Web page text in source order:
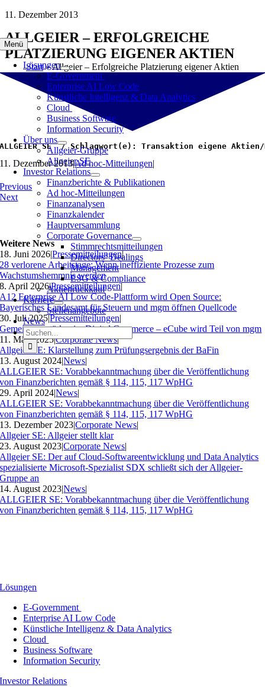
Zum
springen
Menü
Lösungen
E-Government
Enterprise AI Low Code
Künstliche Intelligenz & Data Analytics
Cloud
Business Software
Information Security
Über uns
Allgeier-Gruppe
Allgeier SE
Investor Relations
Finanzberichte & Publikationen
Ad hoc-Mitteilungen
Finanzanalysen
Finanzkalender
Hauptversammlung
Corporate Governance
Stimmrechtsmitteilungen
Directors‘ Dealings
Management
ESG & Compliance
Aktienrückkauf
Karriere
Stellenangebote
News
Suche
nach:
11. Dezember 2013
ALLGEIER – ERFOLGREICHE
PLATZIERUNG EIGENER AKTIEN
Start»Allgeier – Erfolgreiche Platzierung eigener Aktien
ALLGEIER SE  / Schlagwort(e): Transaktion eigene Aktien/
11. Dezember 2013|Ad hoc-Mitteilungen|
Previous
Next
Weitere News
18. Juni 2026|Pressemitteilungen|
28 verlorene Arbeitstage: Wenn ineffiziente Prozesse zum
Wachstumshemmnis werden
8. April 2026|Pressemitteilungen|
A12 Enterprise AI Low Code-Plattform wird Open Source:
Bayerisches Landesamt für Steuern und mgm öffnen Quellcode
30. Juli 2025|Pressemitteilungen|
Gemeinsam stärker im Digital Commerce – eCube wird Teil von mgm
11. März 2025|Corporate News|
Allgeier SE: Klarstellung zum Prüfungsergebnis der BaFin
13. August 2024|News|
ALLGEIER SE: Vorabbekanntmachung über die Veröffentlichung
von Finanzberichten gemäß § 114, 115, 117 WpHG
29. April 2024|News|
ALLGEIER SE: Vorabbekanntmachung über die Veröffentlichung
von Finanzberichten gemäß § 114, 115, 117 WpHG
13. Dezember 2023|Corporate News|
Allgeier SE: Allgeier stellt klar
23. August 2023|Corporate News|
Allgeier SE: Der auf Cloud-Softwareentwicklung und Data Analytics
spezialisierte Microsoft-Spezialist SDX schließt sich der Allgeier-
Gruppe an
14. August 2023|News|
ALLGEIER SE: Vorabbekanntmachung über die Veröffentlichung
von Finanzberichten gemäß § 114, 115, 117 WpHG
Lösungen
E-Government
Enterprise AI Low Code
Künstliche Intelligenz & Data Analytics
Cloud
Business Software
Information Security
Investor Relations